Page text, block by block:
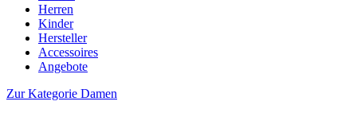
Herren
Kinder
Hersteller
Accessoires
Angebote
Zur Kategorie Damen